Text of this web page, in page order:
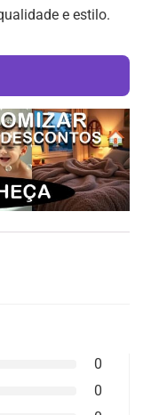
e estilo.
0
0